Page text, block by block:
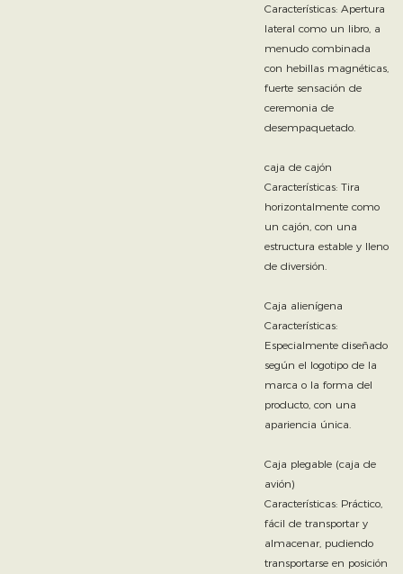
Características: Apertura
lateral como un libro, a
menudo combinada
con hebillas magnéticas,
fuerte sensación de
ceremonia de
desempaquetado.
caja de cajón
Características: Tira
horizontalmente como
un cajón, con una
estructura estable y lleno
de diversión.
Caja alienígena
Características:
Especialmente diseñado
según el logotipo de la
marca o la forma del
producto, con una
apariencia única.
Caja plegable (caja de
avión)
Características: Práctico,
fácil de transportar y
almacenar, pudiendo
transportarse en posición